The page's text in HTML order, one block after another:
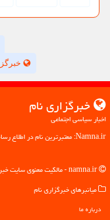
خبرگزاری نام
اخبار سیاسی اجتماعی
Namna.ir: معتبرترین نام در اطلاع رسانی اخبار سیاسی و اجتماعی، گامی مطمئن به سوی آگاهی
میانبرهای خبرگزاری نام
درباره ما